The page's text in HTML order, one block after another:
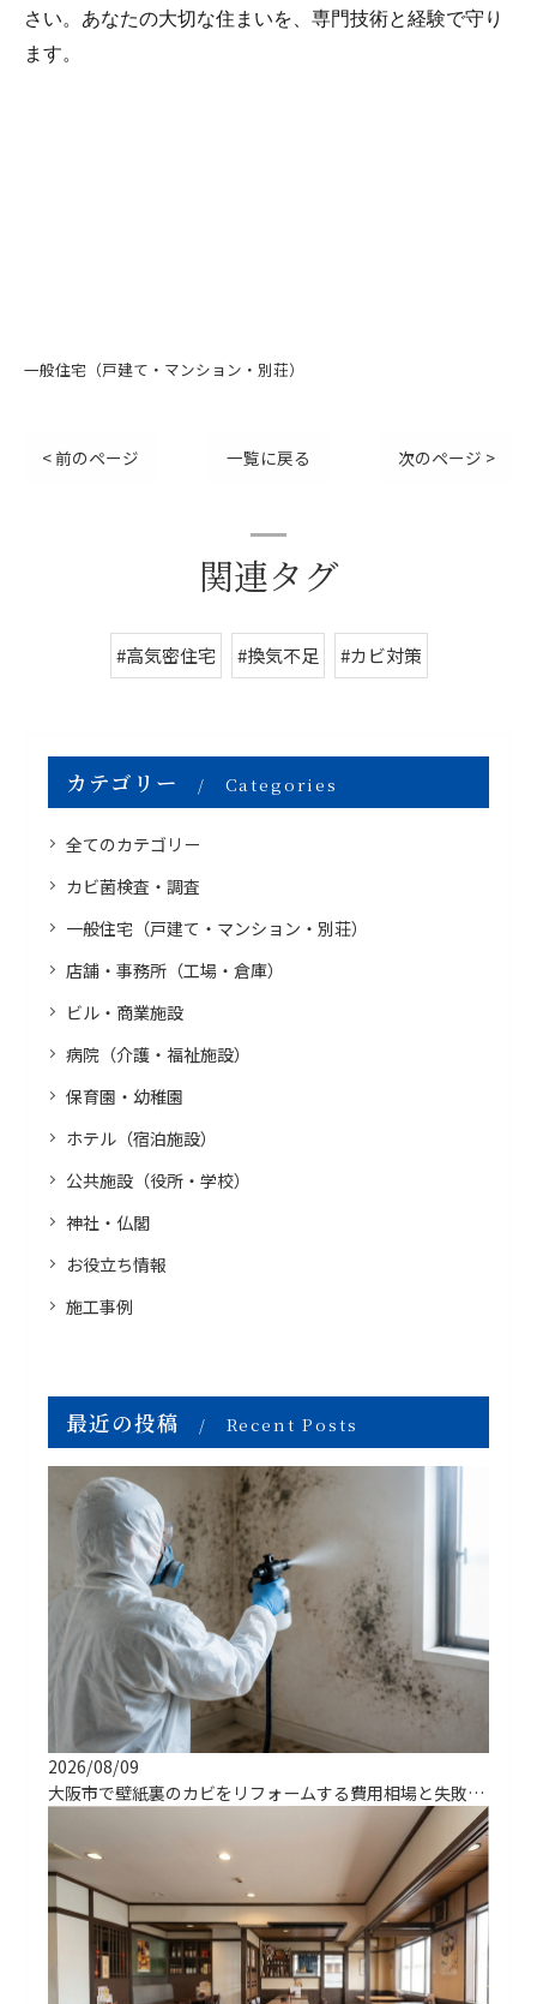
さい。あなたの大切な住まいを、専門技術と経験で守り
ます。
一般住宅（戸建て・マンション・別荘）
< 前のページ 一覧に戻る 次のページ >
関連タグ
#高気密住宅 #換気不足 #カビ対策
カテゴリー Categories
全てのカテゴリー
カビ菌検査・調査
一般住宅（戸建て・マンション・別荘）
店舗・事務所（工場・倉庫）
ビル・商業施設
病院（介護・福祉施設）
保育園・幼稚園
ホテル（宿泊施設）
公共施設（役所・学校）
神社・仏閣
お役立ち情報
施工事例
最近の投稿 Recent Posts
2026/08/09
大阪市で壁紙裏のカビをリフォームする費用相場と失敗しない方法